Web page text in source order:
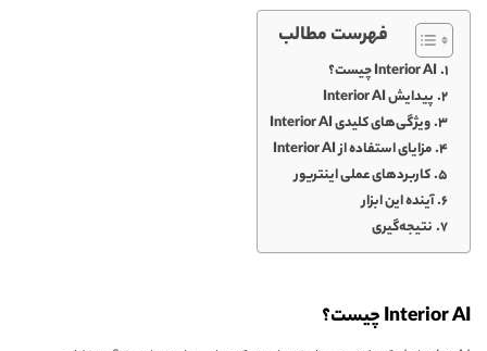
فهرست مطالب
Interior AI چیست؟
پیدایش Interior AI
ویژگی‌های کلیدی Interior AI
مزایای استفاده از Interior AI
کاربردهای عملی اینتریور
آینده این ابزار
نتیجه‌گیری
Interior AI چیست؟